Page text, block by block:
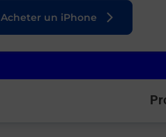
Acheter un iPhone